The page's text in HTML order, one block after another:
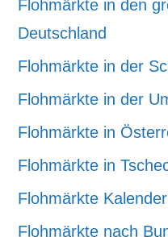
Flohmärkte in den
Deutschland
Flohmärkte in der
Flohmärkte in der
Flohmärkte in
Flohmärkte in
Flohmärkte
Flohmärkte nach